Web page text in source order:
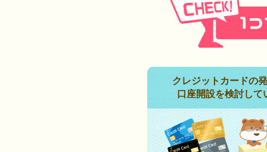
クレジットカードの
口座開設を検討して